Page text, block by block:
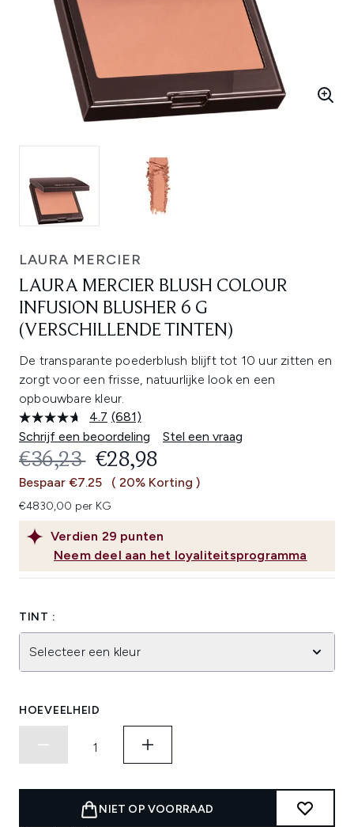
LAURA MERCIER
LAURA MERCIER BLUSH COLOUR
INFUSION BLUSHER 6 G
(VERSCHILLENDE TINTEN)
De transparante poederblush blijft tot 10 uur zitten en
zorgt voor een frisse, natuurlijke look en een
opbouwbare kleur.
4.7 Lees
681
beoordelingen.
Dezelfde
paginalink.
(681)
Schrijf een beoordeling
Stel een vraag
Verdien 29 punten
Neem deel aan het loyaliteitsprogramma
RECOMMENDED RETAIL PRICE:
€36,23 HUIDIGE PRIJS:
€28,98
Bespaar €7.25 ( 20% Korting )
€4830,00 per KG
TINT :
Selecteer een kleur
HOEVEELHEID
NIET OP VOORRAAD